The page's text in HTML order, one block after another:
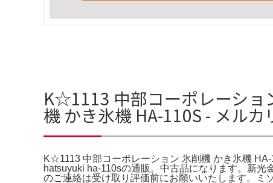
K☆1113 中部コーポレーショ
機 かき氷機 HA-110S - メル
K☆1113 中部コーポレーション 氷削機 かき氷機
hatsuyuki ha-110sの通販。中古品になります。
のご連絡は受け取り評価前にお願いいたします。